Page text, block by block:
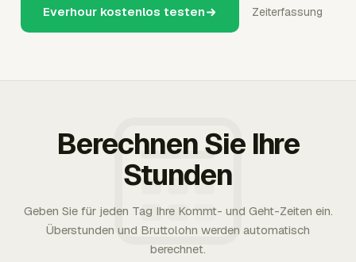
Everhour kostenlos testen Zeiterfassung
Berechnen Sie Ihre
Stunden
Geben Sie für jeden Tag Ihre Kommt- und Geht-Zeiten ein.
Überstunden und Bruttolohn werden automatisch
berechnet.